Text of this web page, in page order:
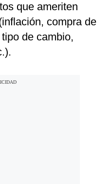
que ameriten
compra de
de cambio,